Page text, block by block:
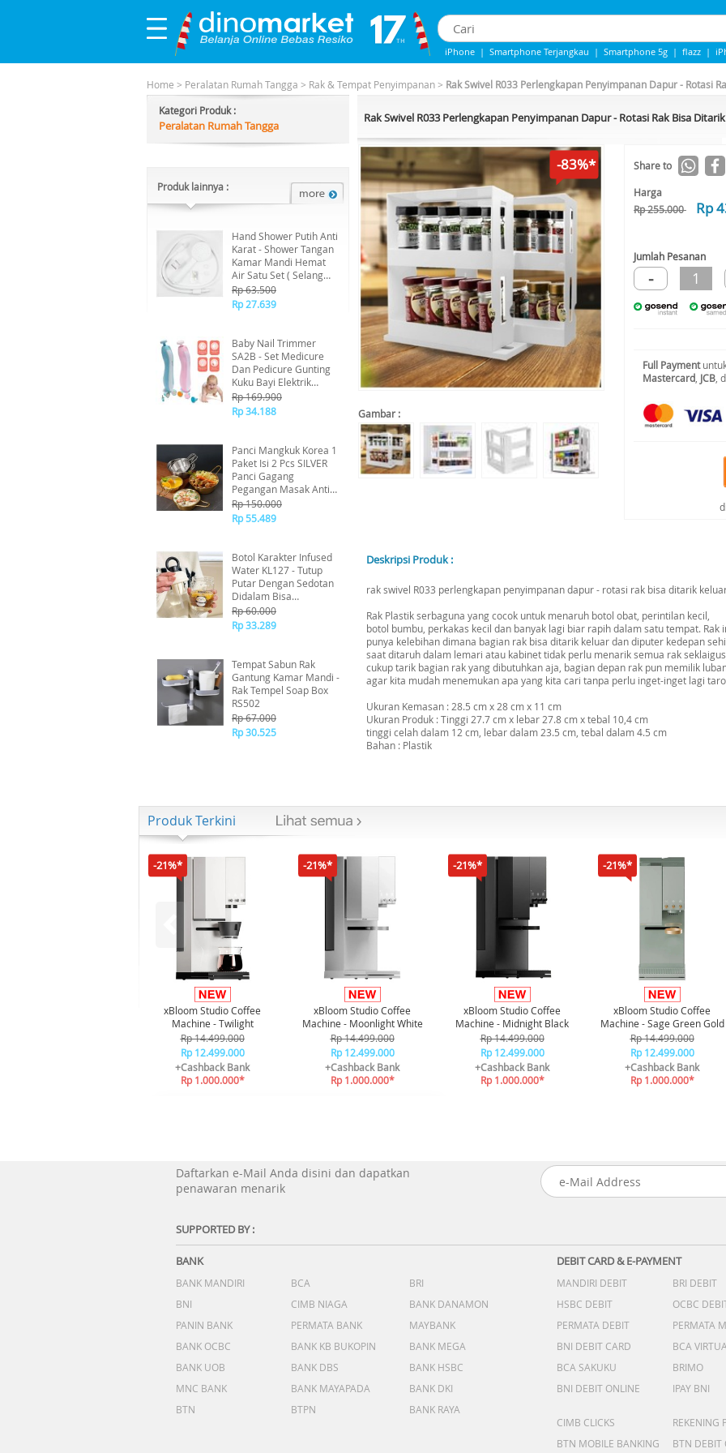
iPhone | Smartphone Terjangkau | Smartphone 5g | flazz |
Home > Peralatan Rumah Tangga > Rak & Tempat Penyimpanan> Rak Swivel R033 Perlengkapan Penyimpanan Dapur - Rotasi
Kategori Produk :
Peralatan Rumah Tangga
Produk lainnya :
Hand Shower Putih Anti
Karat - Shower Tangan
Kamar Mandi Hemat
Air Satu Set ( Selang
Dan Dudukan )
Rp 63.500
Rp 27.639
Baby Nail Trimmer
SA2B - Set Medicure
Dan Pedicure Gunting
Kuku Bayi Elektrik
Dengan LED Untuk Bayi
Anak Orang Dewasa
Dengan 4 Kecepatan 2
Rp 169.900
Rp 34.188
Panci Mangkuk Korea 1
Paket Isi 2 Pcs SILVER
Panci Gagang
Pegangan Masak Anti
Karat Properti Foto
Serbaguna ( 13 dan 14
CM )
Rp 150.000
Rp 55.489
Botol Karakter Infused
Water KL127 - Tutup
Putar Dengan Sedotan
Didalam Bisa
Digantung Mudah
Dipegang
Rp 60.000
Rp 33.289
Tempat Sabun Rak
Gantung Kamar Mandi -
Rak Tempel Soap Box
RS502
Rp 67.000
Rp 30.525
Rak Swivel R033 Perlengkapan Penyimpanan Dapur - Rotasi Rak Bisa
-83%*
Gambar :
Share to
Harga
Rp 255.000
Rp
Jumlah Pesanan
- 1
Full Payment
Mastercard JCB ,
Deskripsi Produk :
rak swivel R033 perlengkapan penyimpanan dapur - rotasi rak bisa ditarik
Rak Plastik serbaguna yang cocok untuk menaruh botol obat, perintilan kecil,
botol bumbu, perkakas kecil dan banyak lagi biar rapih dalam satu tempat. Rak
punya kelebihan dimana bagian rak bisa ditarik keluar dan diputer kedepan
saat ditaruh dalam lemari atau kabinet tidak perlu menarik semua rak seklaigus,
cukup tarik bagian rak yang dibutuhkan aja, bagian depan rak pun memilik
agar kita mudah menemukan apa yang kita cari tanpa perlu inget-inget lagi
Ukuran Kemasan : 28.5 cm x 28 cm x 11 cm
Ukuran Produk : Tinggi 27.7 cm x lebar 27.8 cm x tebal 10,4 cm
tinggi celah dalam 12 cm, lebar dalam 23.5 cm, tebal dalam 4.5 cm
Bahan : Plastik
Produk Terkini
-21%*
xBloom Studio Coffee
Machine - Twilight
Rp 14.499.000
Rp 12.499.000
+Cashback Bank
Rp 1.000.000*
-21%*
xBloom Studio Coffee
Machine - Moonlight White
Rp 14.499.000
Rp 12.499.000
+Cashback Bank
Rp 1.000.000*
-21%*
xBloom Studio Coffee
Machine - Midnight Black
Rp 14.499.000
Rp 12.499.000
+Cashback Bank
Rp 1.000.000*
-21%*
xBloom Studio Coffee
Machine - Sage Green Gold
Rp 14.499.000
Rp 12.499.000
+Cashback Bank
Rp 1.000.000*
Daftarkan e-Mail Anda disini dan dapatkan
penawaran menarik
SUPPORTED BY :
BANK
BANK MANDIRI BCA
BRI
BNI
CIMB NIAGA
BANK DANAMON
PANIN BANK
PERMATA BANK
MAYBANK
BANK OCBC
BANK KB BUKOPIN
BANK MEGA
BANK UOB
BANK DBS
BANK HSBC
MNC BANK
BANK MAYAPADA
BANK DKI
BTN
BTPN BANK RAYA
DEBIT CARD & E-PAYMENT
MANDIRI DEBIT BRI DEBIT
HSBC DEBIT
OCBC
PERMATA DEBIT
PERMATA
BNI DEBIT CARD
BCA
BCA SAKUKU
BRIMO
BNI DEBIT ONLINE
IPAY BNI
CIMB CLICKS
REKENING
BTN MOBILE BANKING
BTN DEBIT